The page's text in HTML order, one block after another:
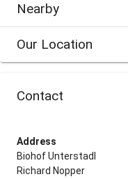
Nearby
Our Location
Contact
Address
Biohof Unterstadl
Richard Nopper